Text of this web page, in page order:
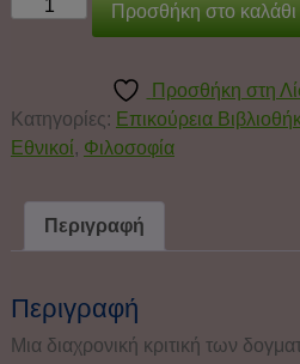
Προσθήκη στο καλάθι
Προσθήκη στη
Κατηγορίες: Επικούρεια
Εθνικοί, Φιλοσοφία
Περιγραφή
Περιγραφή
Μια διαχρονική κριτική των